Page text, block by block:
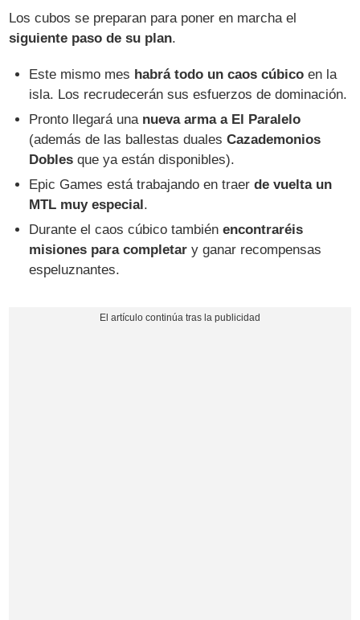
Los cubos se preparan para poner en marcha el
siguiente paso de su plan.
Este mismo mes habrá todo un caos cúbico en la
isla. Los recrudecerán sus esfuerzos de dominación.
Pronto llegará una nueva arma a El Paralelo
(además de las ballestas dualesCazademonios
Dobles que ya están disponibles).
Epic Games está trabajando en traerde vuelta un
MTL muy especial .
Durante el caos cúbico tambiénencontraréis
misiones para completar y ganar recompensas
espeluznantes.